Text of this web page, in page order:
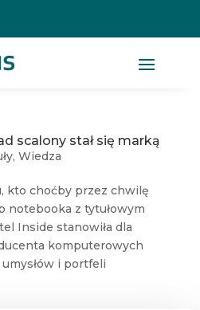
scalony stał się marką
, Wiedza
kto choćby przez chwilę
notebooka z tytułowym
Inside stanowiła dla
komputerowych
i portfeli